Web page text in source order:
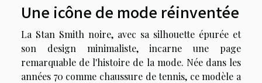
Une icône de mode réinventée
La Stan Smith noire, avec sa silhouette épurée et
son design minimaliste, incarne une page
remarquable de l'histoire de la mode. Née dans les
années 70 comme chaussure de tennis, ce modèle a